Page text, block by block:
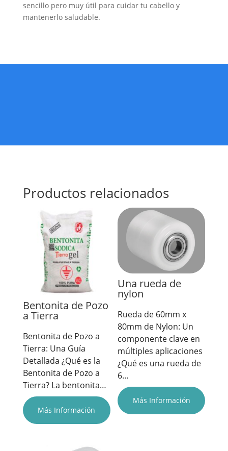
sencillo pero muy útil para cuidar tu cabello y
mantenerlo saludable.
Productos relacionados
Bentonita de Pozo
a Tierra
Bentonita de Pozo a
Tierra: Una Guía
Detallada ¿Qué es la
Bentonita de Pozo a
Tierra? La bentonita…
Más Información
Una rueda de
nylon
Rueda de 60mm x
80mm de Nylon: Un
componente clave en
múltiples aplicaciones
¿Qué es una rueda de
6…
Más Información